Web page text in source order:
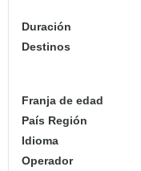
Duración
Destinos
Franja de edad
País Región
Idioma
Operador